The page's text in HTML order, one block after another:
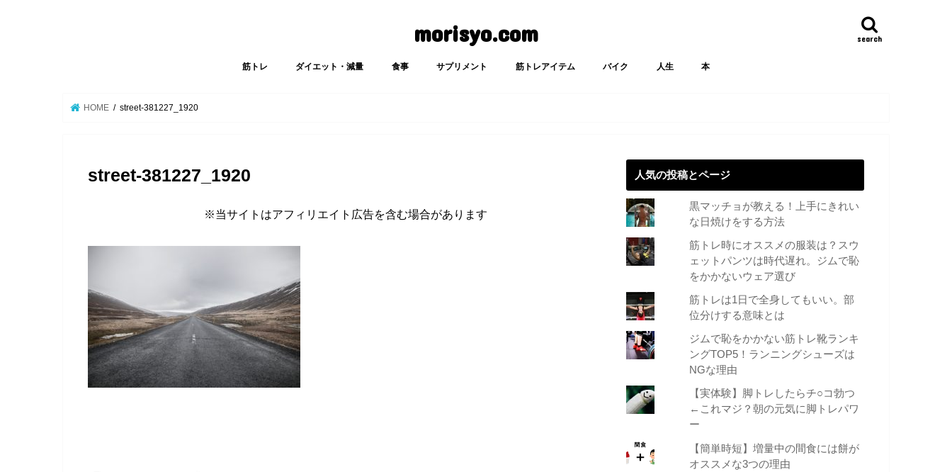
morisyo.com search
筋トレ ダイエット・減量 食事 サプリメント 筋トレアイテム バイク 人生 本
HOME street-381227_1920
street-381227_1920
※当サイトはアフィリエイト広告を含む場合があります
人気の投稿とページ
黒マッチョが教える！上手にきれい
な日焼けをする方法
筋トレ時にオススメの服装は？スウ
ェットパンツは時代遅れ。ジムで恥
をかかないウェア選び
筋トレは1日で全身してもいい。部
位分けする意味とは
ジムで恥をかかない筋トレ靴ランキ
ングTOP5！ランニングシューズは
NGな理由
【実体験】脚トレしたらチ○コ勃つ
←これマジ？朝の元気に脚トレパワ
ー
【簡単時短】増量中の間食には餅が
オススメな3つの理由